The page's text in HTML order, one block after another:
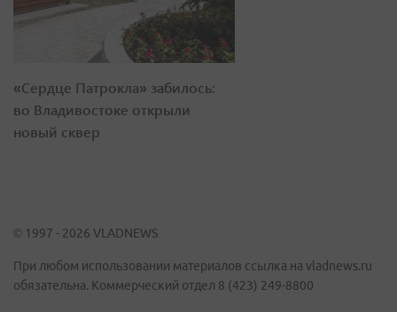
«Сердце Патрокла» забилось:
во Владивостоке открыли
новый сквер
© 1997 - 2026 VLADNEWS
При любом использовании материалов ссылка на vladnews.ru
обязательна. Коммерческий отдел 8 (423) 249-8800